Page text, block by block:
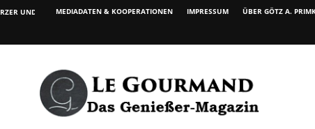
UND WEIN...MEDIADATEN & KOOPERATIONEN IMPRESSUM ÜBER GÖTZ A.